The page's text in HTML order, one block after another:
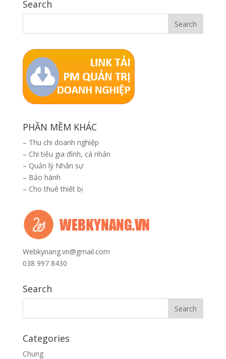
Search
PHẦN MỀM KHÁC
– Thu chi doanh nghiệp
– Chi tiêu gia đình, cá nhân
– Quản lý Nhân sự
– Bảo hành
– Cho thuê thiết bị
Webkynang.vn@gmail.com
038 997 8430
Search
Categories
Chung